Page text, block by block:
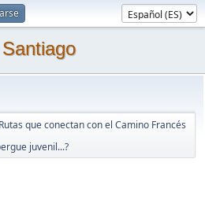
Rutas que conectan con el Camino Francés
juvenil...?